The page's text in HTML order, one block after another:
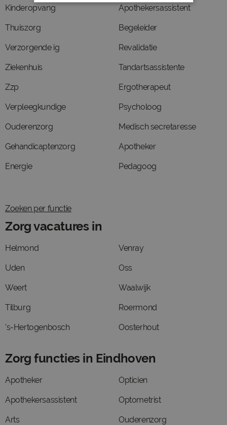
Kinderopvang
Thuiszorg
Verzorgende ig
Ziekenhuis
Zzp
Verpleegkundige
Ouderenzorg
Gehandicaptenzorg
Energie
Apothekersassistent
Begeleider
Revalidatie
Tandartsassistente
Ergotherapeut
Psycholoog
Medisch secretaresse
Apotheker
Pedagoog
Zoeken per functie
Zorg vacatures in
Helmond
Uden
Weert
Tilburg
's-Hertogenbosch
Venray
Oss
Waalwijk
Roermond
Oosterhout
Zorg functies in Eindhoven
Apotheker
Apothekersassistent
Arts
Opticien
Optometrist
Ouderenzorg